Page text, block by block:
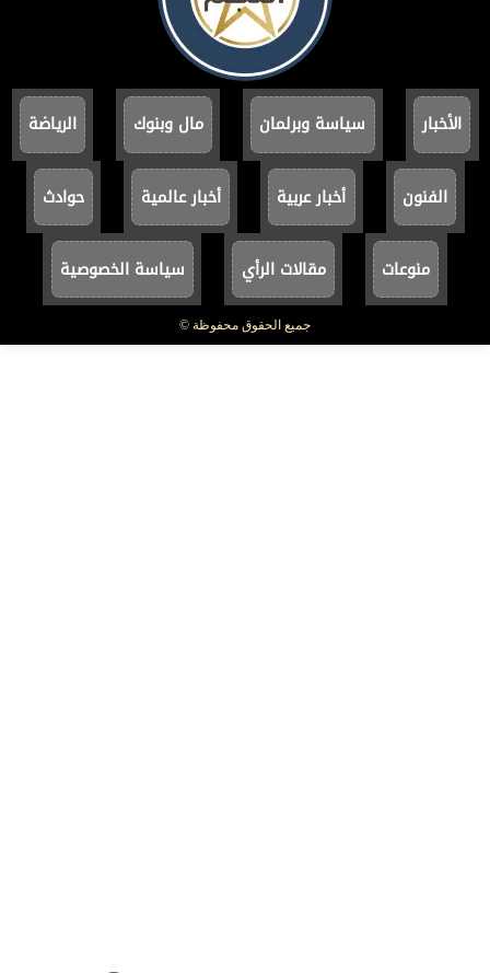
الأخبار سياسة وبرلمان مال وبنوك الرياضة
الفنون أخبار عربية أخبار عالمية حوادث
منوعات مقالات الرأي سياسة الخصوصية
جميع الحقوق محفوظة ©